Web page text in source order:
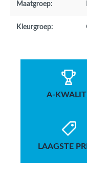
Maatgroep:
Kleurgroep:
A-
LAAGSTE